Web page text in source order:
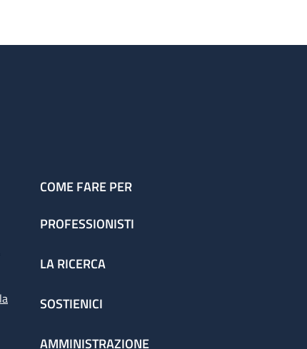
COME FARE PER
PROFESSIONISTI
LA RICERCA
SOSTIENICI
AMMINISTRAZIONE